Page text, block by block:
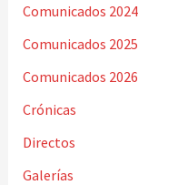
Comunicados 2024
Comunicados 2025
Comunicados 2026
Crónicas
Directos
Galerías